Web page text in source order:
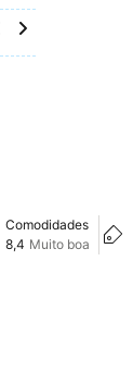
Comodidades
8,4 Muito boa